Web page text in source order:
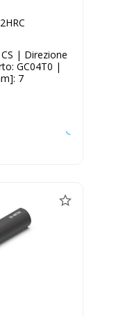
| Direzione
GC04T0 |
7